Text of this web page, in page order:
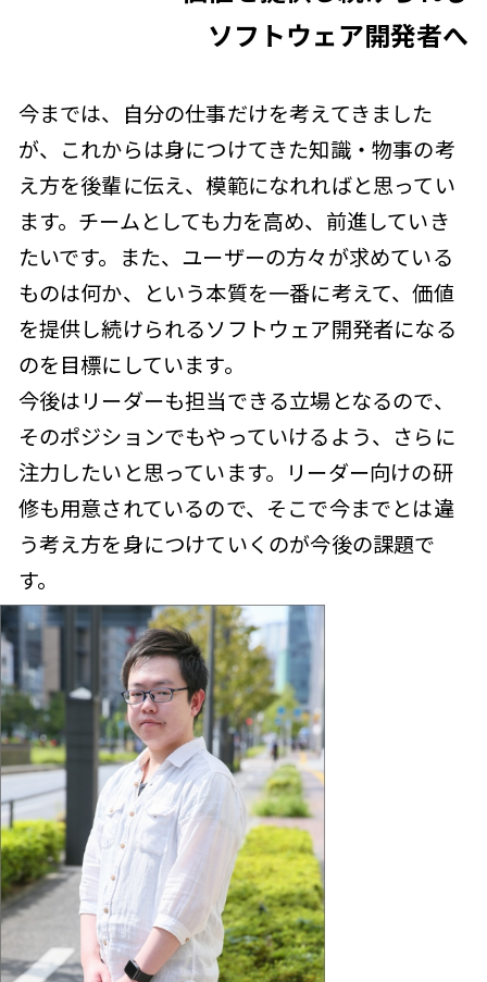
ソフトウェア開発者へ
今までは、自分の仕事だけを考えてきました
が、これからは身につけてきた知識・物事の考
え方を後輩に伝え、模範になれればと思ってい
ます。チームとしても力を高め、前進していき
たいです。また、ユーザーの方々が求めている
ものは何か、という本質を一番に考えて、価値
を提供し続けられるソフトウェア開発者になる
のを目標にしています。
今後はリーダーも担当できる立場となるので、
そのポジションでもやっていけるよう、さらに
注力したいと思っています。リーダー向けの研
修も用意されているので、そこで今までとは違
う考え方を身につけていくのが今後の課題で
す。